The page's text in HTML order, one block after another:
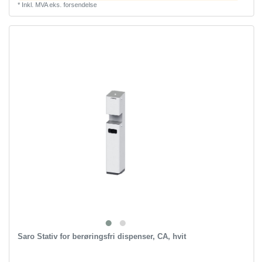
* Inkl. MVAeks. forsendelse
Saro Stativ for berøringsfri dispenser, CA, hvit